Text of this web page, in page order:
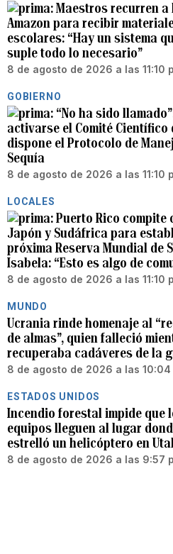
Maestros recurren a
Amazon para recibir
escolares: “Hay un sistema
suple todo lo necesario”
8 de agosto de 2026 a las 11:10
GOBIERNO
“No ha sido
activarse el Comité Científico
dispone el Protocolo de
Sequía
8 de agosto de 2026 a las 11:10
LOCALES
Puerto Rico compite
Japón y Sudáfrica para
próxima Reserva Mundial de
Isabela: “Esto es algo de
8 de agosto de 2026 a las 11:10
MUNDO
Ucrania rinde homenaje al
de almas”, quien falleció
recuperaba cadáveres de la
8 de agosto de 2026 a las 10:04
ESTADOS UNIDOS
Incendio forestal impide que
equipos lleguen al lugar
estrelló un helicóptero en
8 de agosto de 2026 a las 9:57